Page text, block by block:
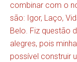
combinar com o
são: Igor, Laço,
Belo. Fiz questão
alegres, pois
possível construir